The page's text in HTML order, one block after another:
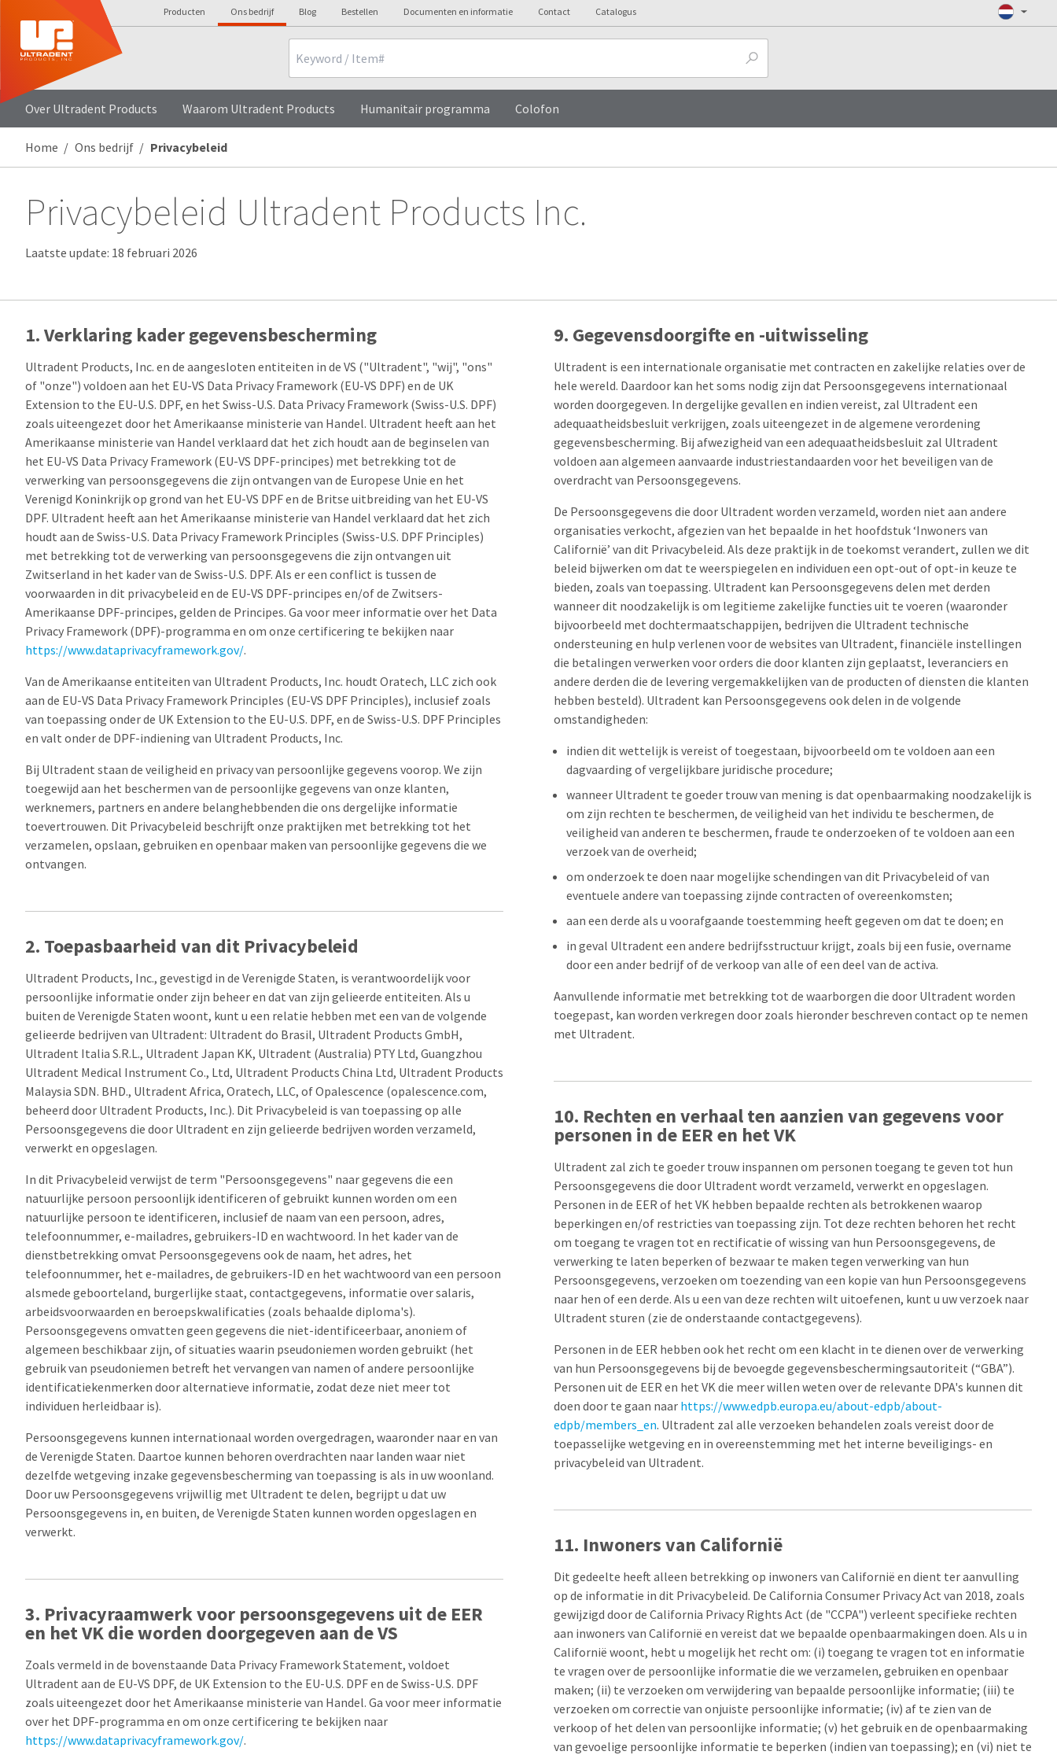
Producten Ons bedrijf Blog Bestellen Documenten en informatie Contact Catalogus
Over Ultradent Products Waarom Ultradent Products Humanitair programma Colofon
Home Ons bedrijf Privacybeleid
Privacybeleid Ultradent Products Inc.
Laatste update: 18 februari 2026
1. Verklaring kader gegevensbescherming
Ultradent Products, Inc. en de aangesloten entiteiten in de VS ("Ultradent", "wij", "ons"
of "onze") voldoen aan het EU-VS Data Privacy Framework (EU-VS DPF) en de UK
Extension to the EU-U.S. DPF, en het Swiss-U.S. Data Privacy Framework (Swiss-U.S. DPF)
zoals uiteengezet door het Amerikaanse ministerie van Handel. Ultradent heeft aan het
Amerikaanse ministerie van Handel verklaard dat het zich houdt aan de beginselen van
het EU-VS Data Privacy Framework (EU-VS DPF-principes) met betrekking tot de
verwerking van persoonsgegevens die zijn ontvangen van de Europese Unie en het
Verenigd Koninkrijk op grond van het EU-VS DPF en de Britse uitbreiding van het EU-VS
DPF. Ultradent heeft aan het Amerikaanse ministerie van Handel verklaard dat het zich
houdt aan de Swiss-U.S. Data Privacy Framework Principles (Swiss-U.S. DPF Principles)
met betrekking tot de verwerking van persoonsgegevens die zijn ontvangen uit
Zwitserland in het kader van de Swiss-U.S. DPF. Als er een conflict is tussen de
voorwaarden in dit privacybeleid en de EU-VS DPF-principes en/of de Zwitsers-
Amerikaanse DPF-principes, gelden de Principes. Ga voor meer informatie over het Data
Privacy Framework (DPF)-programma en om onze certificering te bekijken naar
https://www.dataprivacyframework.gov/.
Van de Amerikaanse entiteiten van Ultradent Products, Inc. houdt Oratech, LLC zich ook
aan de EU-VS Data Privacy Framework Principles (EU-VS DPF Principles), inclusief zoals
van toepassing onder de UK Extension to the EU-U.S. DPF, en de Swiss-U.S. DPF Principles
en valt onder de DPF-indiening van Ultradent Products, Inc.
Bij Ultradent staan de veiligheid en privacy van persoonlijke gegevens voorop. We zijn
toegewijd aan het beschermen van de persoonlijke gegevens van onze klanten,
werknemers, partners en andere belanghebbenden die ons dergelijke informatie
toevertrouwen. Dit Privacybeleid beschrijft onze praktijken met betrekking tot het
verzamelen, opslaan, gebruiken en openbaar maken van persoonlijke gegevens die we
ontvangen.
2. Toepasbaarheid van dit Privacybeleid
Ultradent Products, Inc., gevestigd in de Verenigde Staten, is verantwoordelijk voor
persoonlijke informatie onder zijn beheer en dat van zijn gelieerde entiteiten. Als u
buiten de Verenigde Staten woont, kunt u een relatie hebben met een van de volgende
gelieerde bedrijven van Ultradent: Ultradent do Brasil, Ultradent Products GmbH,
Ultradent Italia S.R.L., Ultradent Japan KK, Ultradent (Australia) PTY Ltd, Guangzhou
Ultradent Medical Instrument Co., Ltd, Ultradent Products China Ltd, Ultradent Products
Malaysia SDN. BHD., Ultradent Africa, Oratech, LLC, of Opalescence (opalescence.com,
beheerd door Ultradent Products, Inc.). Dit Privacybeleid is van toepassing op alle
Persoonsgegevens die door Ultradent en zijn gelieerde bedrijven worden verzameld,
verwerkt en opgeslagen.
In dit Privacybeleid verwijst de term "Persoonsgegevens" naar gegevens die een
natuurlijke persoon persoonlijk identificeren of gebruikt kunnen worden om een
natuurlijke persoon te identificeren, inclusief de naam van een persoon, adres,
telefoonnummer, e-mailadres, gebruikers-ID en wachtwoord. In het kader van de
dienstbetrekking omvat Persoonsgegevens ook de naam, het adres, het
telefoonnummer, het e-mailadres, de gebruikers-ID en het wachtwoord van een persoon
alsmede geboorteland, burgerlijke staat, contactgegevens, informatie over salaris,
arbeidsvoorwaarden en beroepskwalificaties (zoals behaalde diploma's).
Persoonsgegevens omvatten geen gegevens die niet-identificeerbaar, anoniem of
algemeen beschikbaar zijn, of situaties waarin pseudoniemen worden gebruikt (het
gebruik van pseudoniemen betreft het vervangen van namen of andere persoonlijke
identificatiekenmerken door alternatieve informatie, zodat deze niet meer tot
individuen herleidbaar is).
Persoonsgegevens kunnen internationaal worden overgedragen, waaronder naar en van
de Verenigde Staten. Daartoe kunnen behoren overdrachten naar landen waar niet
dezelfde wetgeving inzake gegevensbescherming van toepassing is als in uw woonland.
Door uw Persoonsgegevens vrijwillig met Ultradent te delen, begrijpt u dat uw
Persoonsgegevens in, en buiten, de Verenigde Staten kunnen worden opgeslagen en
verwerkt.
3. Privacyraamwerk voor persoonsgegevens uit de EER
en het VK die worden doorgegeven aan de VS
Zoals vermeld in de bovenstaande Data Privacy Framework Statement, voldoet
Ultradent aan de EU-VS DPF, de UK Extension to the EU-U.S. DPF en de Swiss-U.S. DPF
zoals uiteengezet door het Amerikaanse ministerie van Handel. Ga voor meer informatie
over het DPF-programma en om onze certificering te bekijken naar
https://www.dataprivacyframework.gov/.
9. Gegevensdoorgifte en -uitwisseling
Ultradent is een internationale organisatie met contracten en zakelijke relaties over de
hele wereld. Daardoor kan het soms nodig zijn dat Persoonsgegevens internationaal
worden doorgegeven. In dergelijke gevallen en indien vereist, zal Ultradent een
adequaatheidsbesluit verkrijgen, zoals uiteengezet in de algemene verordening
gegevensbescherming. Bij afwezigheid van een adequaatheidsbesluit zal Ultradent
voldoen aan algemeen aanvaarde industriestandaarden voor het beveiligen van de
overdracht van Persoonsgegevens.
De Persoonsgegevens die door Ultradent worden verzameld, worden niet aan andere
organisaties verkocht, afgezien van het bepaalde in het hoofdstuk ‘Inwoners van
Californië’ van dit Privacybeleid. Als deze praktijk in de toekomst verandert, zullen we dit
beleid bijwerken om dat te weerspiegelen en individuen een opt-out of opt-in keuze te
bieden, zoals van toepassing. Ultradent kan Persoonsgegevens delen met derden
wanneer dit noodzakelijk is om legitieme zakelijke functies uit te voeren (waaronder
bijvoorbeeld met dochtermaatschappijen, bedrijven die Ultradent technische
ondersteuning en hulp verlenen voor de websites van Ultradent, financiële instellingen
die betalingen verwerken voor orders die door klanten zijn geplaatst, leveranciers en
andere derden die de levering vergemakkelijken van de producten of diensten die klanten
hebben besteld). Ultradent kan Persoonsgegevens ook delen in de volgende
omstandigheden:
indien dit wettelijk is vereist of toegestaan, bijvoorbeeld om te voldoen aan een
dagvaarding of vergelijkbare juridische procedure;
wanneer Ultradent te goeder trouw van mening is dat openbaarmaking noodzakelijk is
om zijn rechten te beschermen, de veiligheid van het individu te beschermen, de
veiligheid van anderen te beschermen, fraude te onderzoeken of te voldoen aan een
verzoek van de overheid;
om onderzoek te doen naar mogelijke schendingen van dit Privacybeleid of van
eventuele andere van toepassing zijnde contracten of overeenkomsten;
aan een derde als u voorafgaande toestemming heeft gegeven om dat te doen; en
in geval Ultradent een andere bedrijfsstructuur krijgt, zoals bij een fusie, overname
door een ander bedrijf of de verkoop van alle of een deel van de activa.
Aanvullende informatie met betrekking tot de waarborgen die door Ultradent worden
toegepast, kan worden verkregen door zoals hieronder beschreven contact op te nemen
met Ultradent.
10. Rechten en verhaal ten aanzien van gegevens voor
personen in de EER en het VK
Ultradent zal zich te goeder trouw inspannen om personen toegang te geven tot hun
Persoonsgegevens die door Ultradent wordt verzameld, verwerkt en opgeslagen.
Personen in de EER of het VK hebben bepaalde rechten als betrokkenen waarop
beperkingen en/of restricties van toepassing zijn. Tot deze rechten behoren het recht
om toegang te vragen tot en rectificatie of wissing van hun Persoonsgegevens, de
verwerking te laten beperken of bezwaar te maken tegen verwerking van hun
Persoonsgegevens, verzoeken om toezending van een kopie van hun Persoonsgegevens
naar hen of een derde. Als u een van deze rechten wilt uitoefenen, kunt u uw verzoek naar
Ultradent sturen (zie de onderstaande contactgegevens).
Personen in de EER hebben ook het recht om een klacht in te dienen over de verwerking
van hun Persoonsgegevens bij de bevoegde gegevensbeschermingsautoriteit (“GBA”).
Personen uit de EER en het VK die meer willen weten over de relevante DPA's kunnen dit
doen door te gaan naar https://www.edpb.europa.eu/about-edpb/about-
edpb/members_en. Ultradent zal alle verzoeken behandelen zoals vereist door de
toepasselijke wetgeving en in overeenstemming met het interne beveiligings- en
privacybeleid van Ultradent.
11. Inwoners van Californië
Dit gedeelte heeft alleen betrekking op inwoners van Californië en dient ter aanvulling
op de informatie in dit Privacybeleid. De California Consumer Privacy Act van 2018, zoals
gewijzigd door de California Privacy Rights Act (de "CCPA") verleent specifieke rechten
aan inwoners van Californië en vereist dat we bepaalde openbaarmakingen doen. Als u in
Californië woont, hebt u mogelijk het recht om: (i) toegang te vragen tot en informatie
te vragen over de persoonlijke informatie die we verzamelen, gebruiken en openbaar
maken; (ii) te verzoeken om verwijdering van bepaalde persoonlijke informatie; (iii) te
verzoeken om correctie van onjuiste persoonlijke informatie; (iv) af te zien van de
verkoop of het delen van persoonlijke informatie; (v) het gebruik en de openbaarmaking
van gevoelige persoonlijke informatie te beperken (indien van toepassing); en (vi) niet te